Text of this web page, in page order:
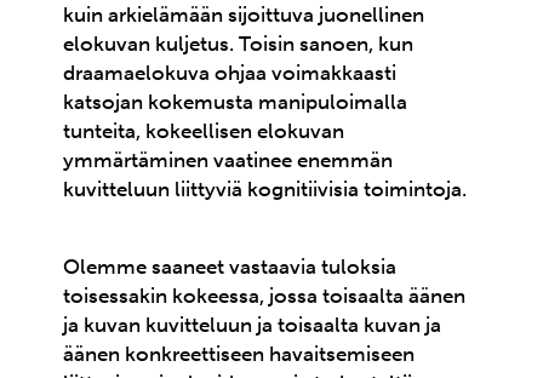
kuin arkielämään sijoittuva juonellinen
elokuvan kuljetus. Toisin sanoen, kun
draamaelokuva ohjaa voimakkaasti
katsojan kokemusta manipuloimalla
tunteita, kokeellisen elokuvan
ymmärtäminen vaatinee enemmän
kuvitteluun liittyviä kognitiivisia toimintoja.
Olemme saaneet vastaavia tuloksia
toisessakin kokeessa, jossa toisaalta äänen
ja kuvan kuvitteluun ja toisaalta kuvan ja
äänen konkreettiseen havaitsemiseen